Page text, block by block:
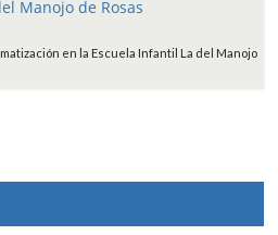
en la Escuela Infantil La del Manojo